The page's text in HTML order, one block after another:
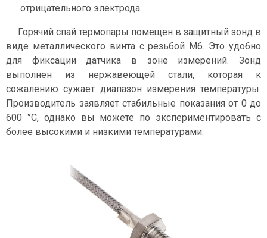
отрицательного электрода.
Горячий спай термопары помещен в защитный зонд в
виде металлического винта с резьбой М6. Это удобно
для фиксации датчика в зоне измерений. Зонд
выполнен из нержавеющей стали, которая к
сожалению сужает диапазон измерения температуры.
Производитель заявляет стабильные показания от 0 до
600 °C, однако вы можете по экспериментировать с
более высокими и низкими температурами.